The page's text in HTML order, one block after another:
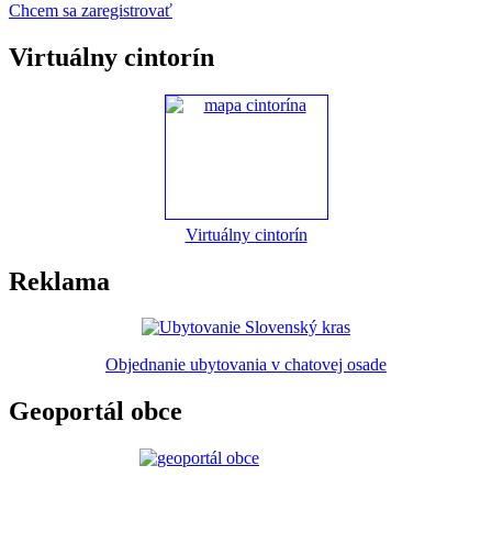
Chcem sa zaregistrovať
Virtuálny cintorín
Virtuálny cintorín
Reklama
Objednanie ubytovania v chatovej osade
Geoportál obce